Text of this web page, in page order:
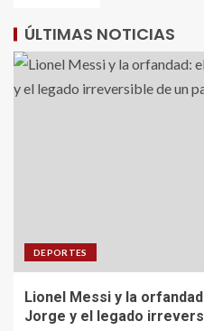
ÚLTIMAS NOTICIAS
DEPORTES
Lionel Messi y la
Jorge y el legado